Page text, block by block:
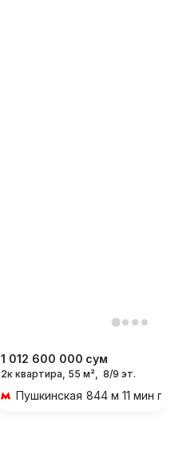
1 012 600 000 сум
2к квартира, 55 м², 8/9 эт.
Пушкинская 844 м 11 мин